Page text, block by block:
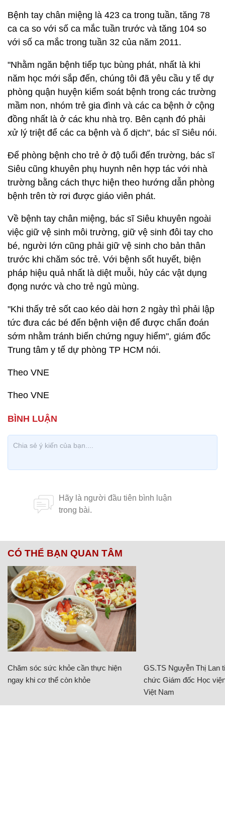
Bệnh tay chân miệng là 423 ca trong tuần, tăng 78
ca ca so với số ca mắc tuần trước và tăng 104 so
với số ca mắc trong tuần 32 của năm 2011.
"Nhằm ngăn bệnh tiếp tục bùng phát, nhất là khi
năm học mới sắp đến, chúng tôi đã yêu cầu y tế dự
phòng quận huyện kiểm soát bệnh trong các trường
mầm non, nhóm trẻ gia đình và các ca bệnh ở cộng
đồng nhất là ở các khu nhà trọ. Bên cạnh đó phải
xử lý triệt để các ca bệnh và ổ dịch", bác sĩ Siêu nói.
Để phòng bệnh cho trẻ ở độ tuổi đến trường, bác sĩ
Siêu cũng khuyên phụ huynh nên hợp tác với nhà
trường bằng cách thực hiện theo hướng dẫn phòng
bệnh trên tờ rơi được giáo viên phát.
Về bệnh tay chân miệng, bác sĩ Siêu khuyên ngoài
việc giữ vệ sinh môi trường, giữ vệ sinh đôi tay cho
bé, người lớn cũng phải giữ vệ sinh cho bản thân
trước khi chăm sóc trẻ. Với bệnh sốt huyết, biện
pháp hiệu quả nhất là diệt muỗi, hủy các vật dụng
đọng nước và cho trẻ ngủ mùng.
"Khi thấy trẻ sốt cao kéo dài hơn 2 ngày thì phải lập
tức đưa các bé đến bệnh viện để được chẩn đoán
sớm nhằm tránh biến chứng nguy hiểm", giám đốc
Trung tâm y tế dự phòng TP HCM nói.
Theo VNE
Theo VNE
CÓ THỂ BẠN QUAN TÂM
Chăm sóc sức khỏe cần thực hiện
ngay khi cơ thể còn khỏe
GS.TS Nguyễn Thị Lan
chức Giám đốc Học
Việt Nam